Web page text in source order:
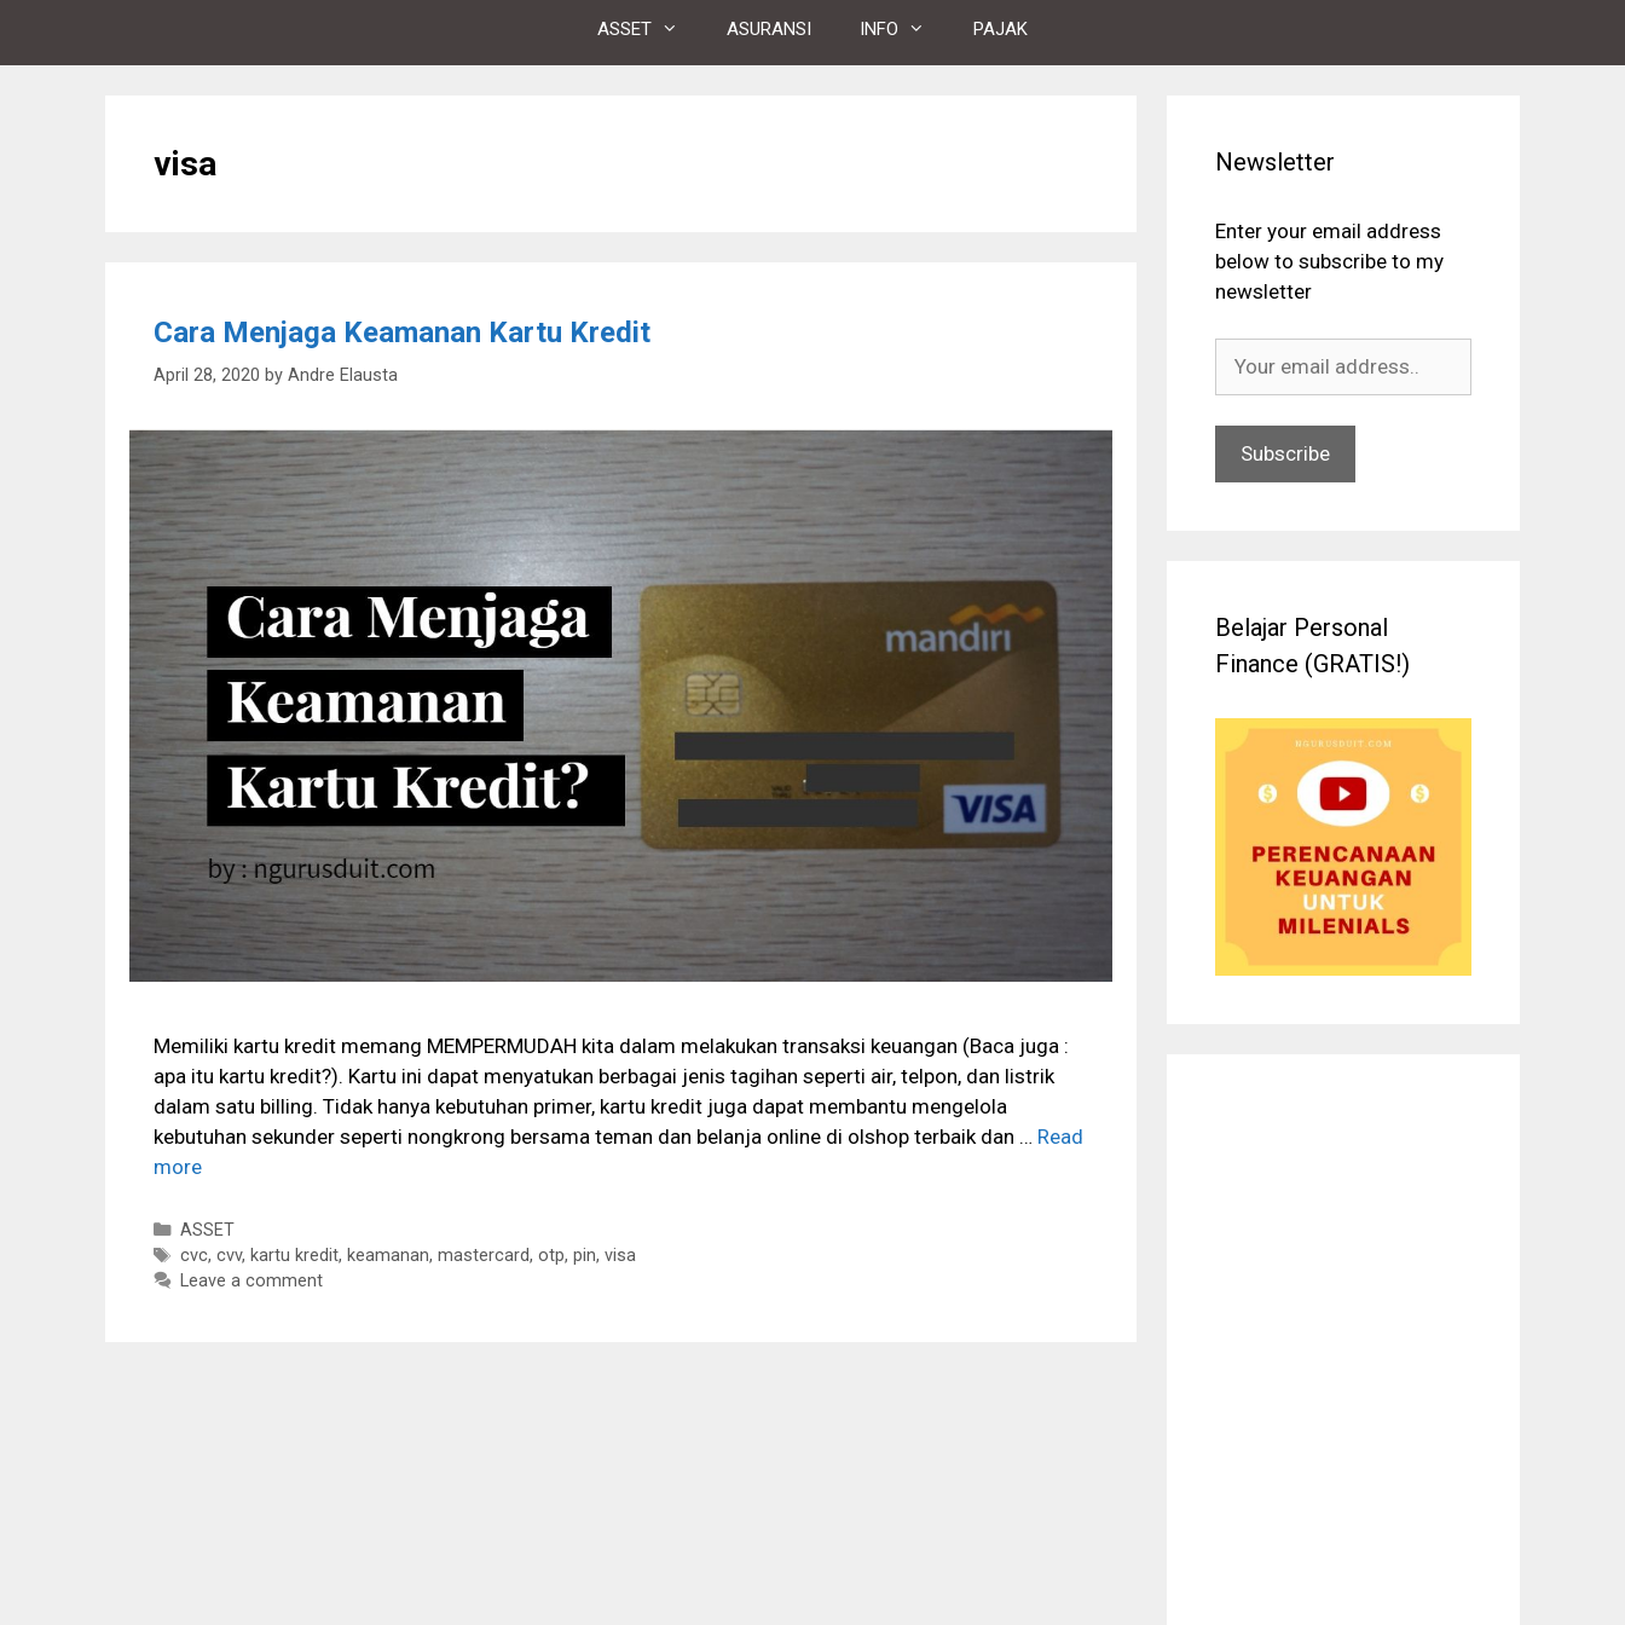
ASSET ASURANSI INFO PAJAK
visa
Cara Menjaga Keamanan Kartu Kredit
April 28, 2020 by Andre Elausta
Memiliki kartu kredit memang MEMPERMUDAH kita dalam melakukan transaksi keuangan (Baca juga :
apa itu kartu kredit?). Kartu ini dapat menyatukan berbagai jenis tagihan seperti air, telpon, dan listrik
dalam satu billing. Tidak hanya kebutuhan primer, kartu kredit juga dapat membantu mengelola
kebutuhan sekunder seperti nongkrong bersama teman dan belanja online di olshop terbaik dan … Read
more
Categories
ASSET
Tags
cvc, cvv, kartu kredit, keamanan, mastercard, otp, pin, visa
Leave a comment
Newsletter
Enter your email address
below to subscribe to my
newsletter
Belajar Personal
Finance (GRATIS!)